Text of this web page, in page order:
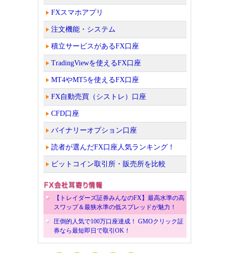
FXスマホアプリ
注文機能・システム
積立サービスがあるFX口座
TradingViewを使えるFX口座
MT4やMT5を使えるFX口座
FX自動売買（シストレ）口座
CFD口座
バイナリーオプション口座
読者が選んだFX口座人気ランキング！
ビットコイン取引所・販売所を比較
【トレイダーズ証券みんなのFX】最高水準の高
スワップ＆最狭水準の低スプレッドが魅力！
圧倒的人気で100万口座達成！ GMOクリック証
券なら最短即日で取引OK！